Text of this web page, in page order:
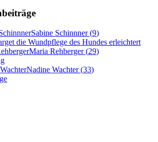
Sabine Schinnner(9)
die Wundpflege des Hundes erleichtert
Maria Rehberger(29)
Nadine Wachter(33)